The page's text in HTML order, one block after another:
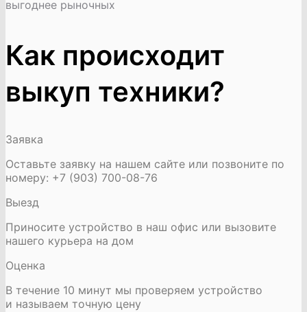
выгоднее рыночных
Как происходит
выкуп техники?
Заявка
Оставьте заявку на нашем сайте или позвоните по
номеру: +7 (903) 700-08-76
Выезд
Приносите устройство в наш офис или вызовите
нашего курьера на дом
Оценка
В течение 10 минут мы проверяем устройство
и называем точную цену